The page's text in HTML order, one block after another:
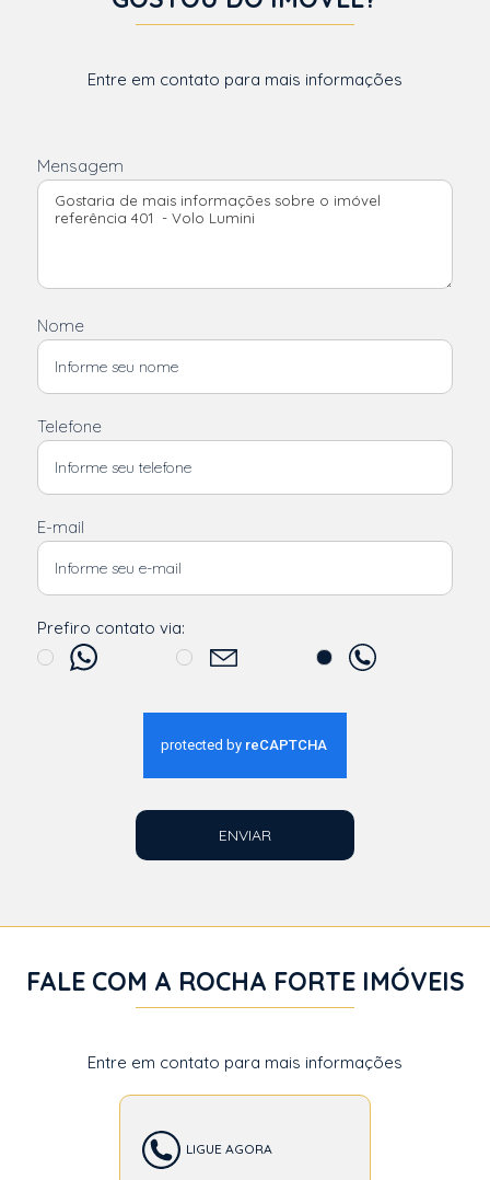
Entre em contato para mais informações
Mensagem
Nome
Telefone
E-mail
Prefiro contato via:
ENVIAR
FALE COM A ROCHA FORTE IMÓVEIS
Entre em contato para mais informações
LIGUE AGORA